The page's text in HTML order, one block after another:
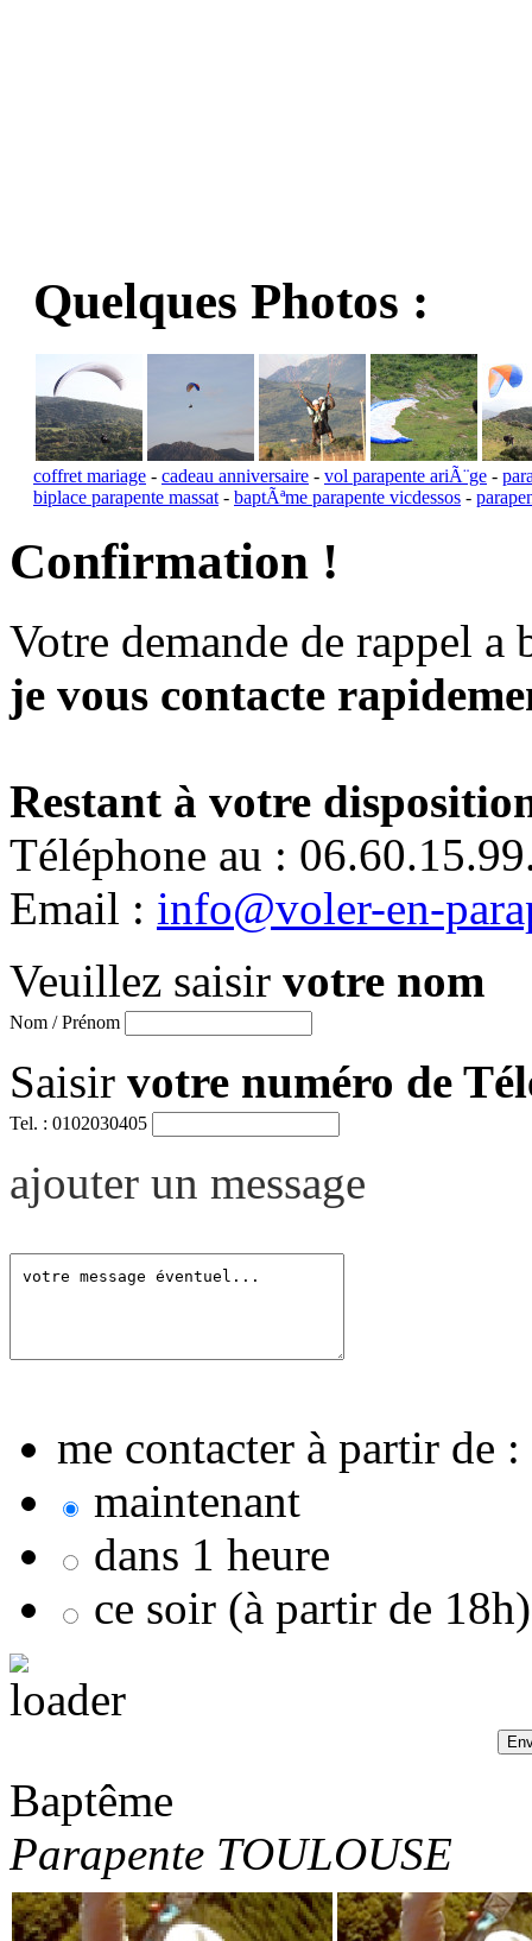
Quelques Photos :
coffret mariage - cadeau anniversaire - vol parapente ariÃ¨ge -
biplace parapente massat - baptÃªme parapente vicdessos -
Confirmation !
Votre demande de rappel a
je vous contacte
Restant à votre
Téléphone au :
Email : info@voler-en-
Veuillez saisir votre nom
Nom / Prénom
Saisir votre numéro de
Tel. : 0102030405
ajouter un message
me contacter à partir de :
maintenant
dans 1 heure
ce soir (à partir de 18h)
Baptême
Parapente TOULOUSE